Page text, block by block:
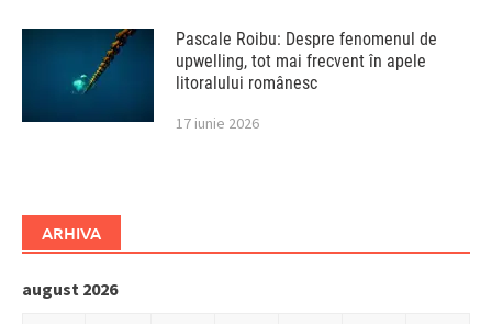
Pascale Roibu: Despre fenomenul de
upwelling, tot mai frecvent în apele
litoralului românesc
17 iunie 2026
ARHIVA
august 2026